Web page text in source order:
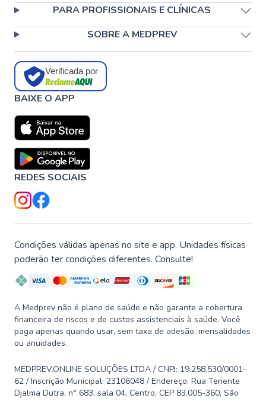
PARA PROFISSIONAIS E CLÍNICAS
SOBRE A MEDPREV
Verificada por
BAIXE O APP
REDES SOCIAIS
Condições válidas apenas no site e app. Unidades físicas
poderão ter condições diferentes. Consulte!
A Medprev não é plano de saúde e não garante a cobertura
financeira de riscos e de custos assistenciais à saúde. Você
paga apenas quando usar, sem taxa de adesão, mensalidades
ou anuidades.
MEDPREV.ONLINE SOLUÇÕES LTDA / CNPJ: 19.258.530/0001-
62 / Inscrição Municipal: 23106048 / Endereço: Rua Tenente
Djalma Dutra, n° 683, sala 04, Centro, CEP 83.005-360, São